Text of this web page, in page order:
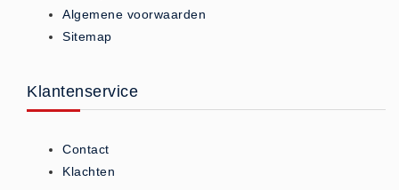
VCA Trajecten
ISO 9001 Begeleiding
Inspectiecentrale
Ons Team
Nieuws
Contact
Algemene voorwaarden
Sitemap
Klantenservice
Contact
Klachten